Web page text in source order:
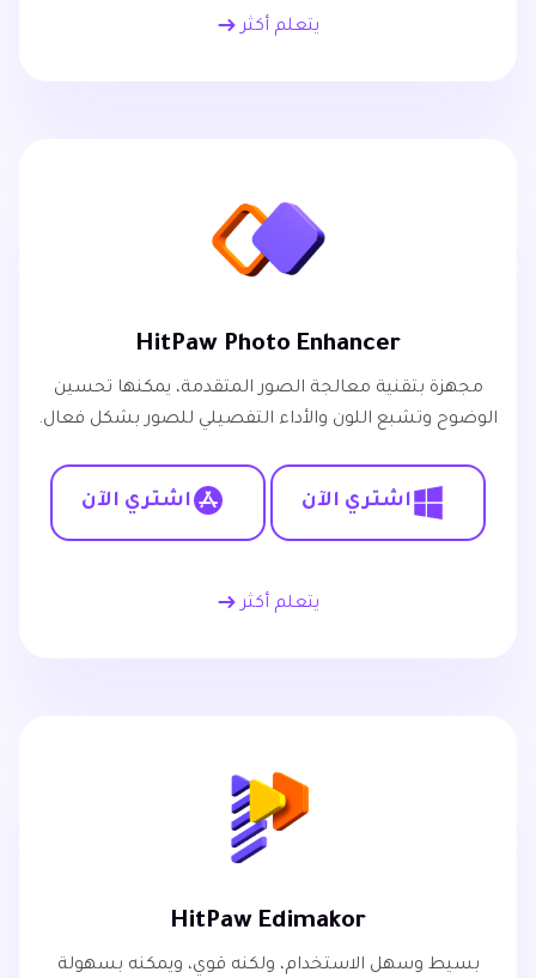
يتعلم أكثر
HitPaw Photo Enhancer
مجهزة بتقنية معالجة الصور المتقدمة، يمكنها تحسين
الوضوح وتشبع اللون والأداء التفصيلي للصور بشكل فعال.
اشتري الآن اشتري الآن
يتعلم أكثر
HitPaw Edimakor
بسيط وسهل الاستخدام، ولكنه قوي، ويمكنه بسهولة